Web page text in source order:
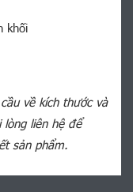
khối
về kích thước và
lòng liên hệ để
sản phẩm.